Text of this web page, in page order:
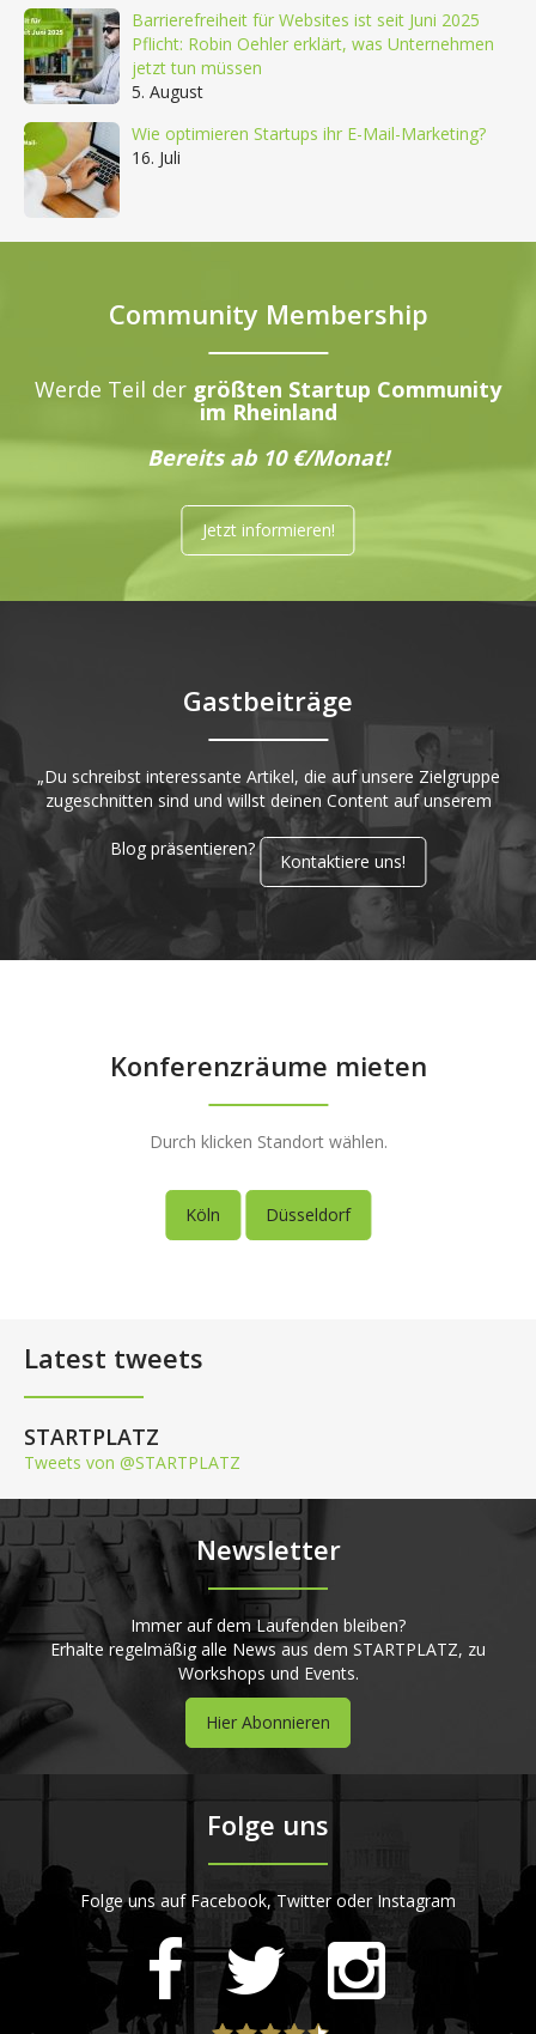
Barrierefreiheit für Websites ist seit Juni 2025
Pflicht: Robin Oehler erklärt, was Unternehmen
jetzt tun müssen
5. August
Wie optimieren Startups ihr E-Mail-Marketing?
16. Juli
Community Membership
Werde Teil der größten Startup Community
im Rheinland
Bereits ab 10 €/Monat!
Jetzt informieren!
Gastbeiträge
„Du schreibst interessante Artikel, die auf unsere Zielgruppe
zugeschnitten sind und willst deinen Content auf unserem
Blog präsentieren?
Kontaktiere uns!
Konferenzräume mieten
Durch klicken Standort wählen.
Köln Düsseldorf
Latest tweets
STARTPLATZ
Tweets von @STARTPLATZ
Newsletter
Immer auf dem Laufenden bleiben?
Erhalte regelmäßig alle News aus dem STARTPLATZ, zu
Workshops und Events.
Hier Abonnieren
Folge uns
Folge uns auf Facebook, Twitter oder Instagram